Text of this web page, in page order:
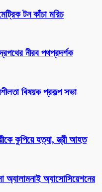
টন কাঁচা মরিচ
নীরব পথপ্রদর্শক
বিষয়ক প্রকল্প সভা
কুপিয়ে হত্যা, স্ত্রী আহত
অ্যালামনাই অ্যাসোসিয়েশনের